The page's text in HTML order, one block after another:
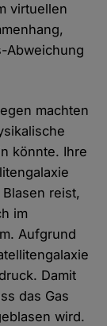
virtuellen
Abweichung
machten
könnte. Ihre
reist,
im
Aufgrund
Damit
das Gas
wird.